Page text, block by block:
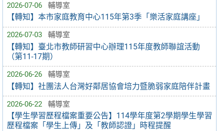
2026-07-06 輔導室
【轉知】本市家庭教育中心115年第3季「樂活家庭講座」
2026-07-03 輔導室
【轉知】臺北市教師研習中心辦理115年度教師聯誼活動
（第11-17期）
2026-06-26 輔導室
【轉知】社團法人台灣好鄰居協會培力暨脆弱家庭陪伴計畫
2026-06-22 輔導室
【學生學習歷程檔案重要公告】114學年度第2學期學生學習
歷程檔案「學生上傳」及「教師認證」時程提醒